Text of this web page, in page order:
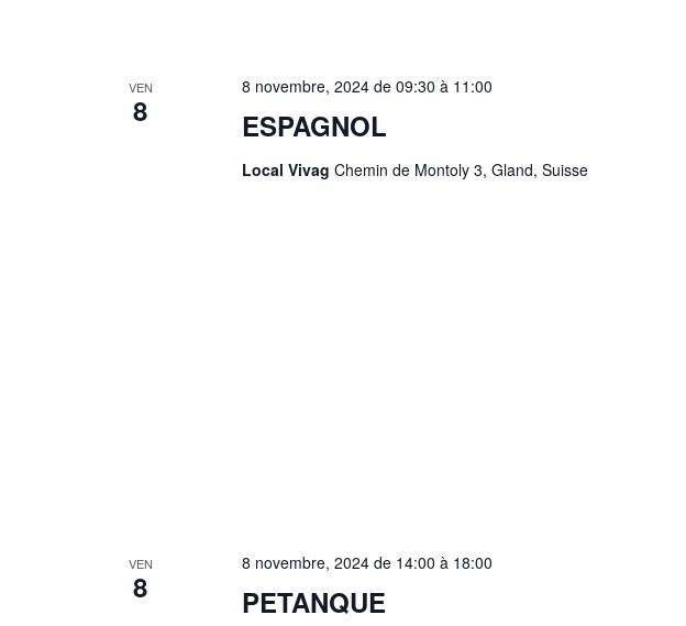
VEN
8 ESPAGNOL
8 novembre, 2024 de 09:30 à 11:00
Local Vivag Chemin de Montoly 3, Gland, Suisse
VEN
8 PETANQUE
8 novembre, 2024 de 14:00 à 18:00